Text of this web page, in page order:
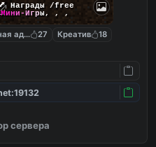
Награды /free
Мини-Игры, , ,
админка
27 Креатив
18
сервера